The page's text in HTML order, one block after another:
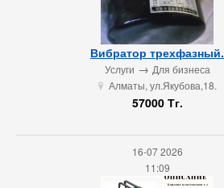
Вибратор трехфазный.
Услуги → Для бизнеса
u Алматы, ул.Якубова,18.
57000 Тг.
16-07 2026
11:09